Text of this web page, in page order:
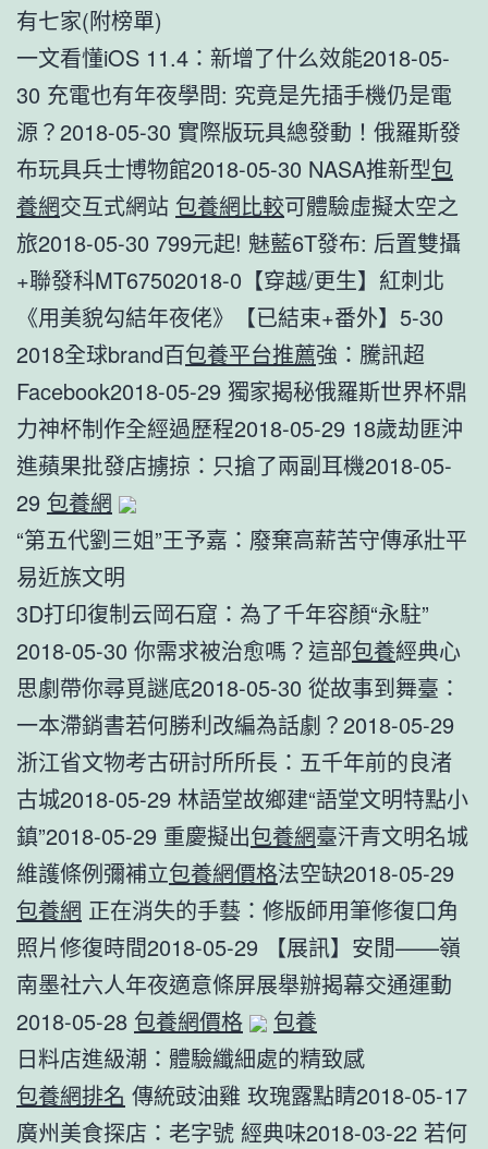
有七家(附榜單)
一文看懂iOS 11.4：新增了什么效能2018-05-
30 充電也有年夜學問: 究竟是先插手機仍是電
源？2018-05-30 實際版玩具總發動！俄羅斯發
布玩具兵士博物館2018-05-30 NASA推新型包
養網交互式網站 包養網比較可體驗虛擬太空之
旅2018-05-30 799元起! 魅藍6T發布: 后置雙攝
+聯發科MT67502018-0【穿越/更生】紅刺北
《用美貌勾結年夜佬》【已結束+番外】5-30
2018全球brand百包養平台推薦強：騰訊超
Facebook2018-05-29 獨家揭秘俄羅斯世界杯鼎
力神杯制作全經過歷程2018-05-29 18歲劫匪沖
進蘋果批發店擄掠：只搶了兩副耳機2018-05-
29 包養網
“第五代劉三姐”王予嘉：廢棄高薪苦守傳承壯平
易近族文明
3D打印復制云岡石窟：為了千年容顏“永駐”
2018-05-30 你需求被治愈嗎？這部包養經典心
思劇帶你尋覓謎底2018-05-30 從故事到舞臺：
一本滯銷書若何勝利改編為話劇？2018-05-29
浙江省文物考古研討所所長：五千年前的良渚
古城2018-05-29 林語堂故鄉建“語堂文明特點小
鎮”2018-05-29 重慶擬出包養網臺汗青文明名城
維護條例彌補立包養網價格法空缺2018-05-29
包養網 正在消失的手藝：修版師用筆修復口角
照片修復時間2018-05-29 【展訊】安閒——嶺
南墨社六人年夜適意條屏展舉辦揭幕交通運動
2018-05-28 包養網價格
包養
日料店進級潮：體驗纖細處的精致感
包養網排名 傳統豉油雞 玫瑰露點睛2018-05-17
廣州美食探店：老字號 經典味2018-03-22 若何